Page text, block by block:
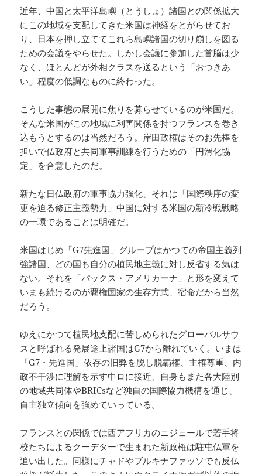
近年、中国と太平洋島嶼（とうしょ）諸国との関係拡大
にこの地域を支配してきた米国は神経をとがらせてお
り、日本を押し立ててこれら島嶼諸国の切り崩しを図る
ための会議をやらせた。しかし会議に参加した首脳は少
なく、ほとんどが外相クラスを送るという「おつきあ
い」程度の低調なものに終わった。
こうした事態の展開に焦りを募らせているのが米国だ。
そんな米国がこの地域に利害関係を持つフランスを巻き
込もうとするのは当然だろう。岸田政権はそのお先棒を
担いで仏政府と共同軍事訓練を行うための「円滑化協
定」を合意したのだ。
新たな日仏政府の軍事協力強化、それは「国際秩序の変
更を迫る修正主義勢力」中国に対する米国の新冷戦戦略
の一環であることは明確だ。
米国はじめ「G7先進国」グループはかつての帝国主義列
強諸国、どの国も自分の植民地主義に対し反省する気は
ない。それを「パックス・アメリカーナ」と形を変えて
いまも続けるのが覇権国家の生存方式、宿命だから当然
だろう。
ゆえにかつて植民地支配に苦しめられたグローバルサウ
スと呼ばれる発展途上諸国はG7から離れていく。いまは
「G7・先進国」依存の旧弊を脱し脱覇権、主権尊重、内
政不干渉に理解を示す中ロに接近、自身もまた各大陸別
の地域共同体やBRICsなど独自の国際協力機構を通じ、
自主独立傾向を強めていっている。
フランスとの関係では西アフリカのニジェールで若手将
校たちによるクーデターで生まれた新政権は駐屯仏軍を
追い出した。同様にチャドやブルキナファッソでも反仏